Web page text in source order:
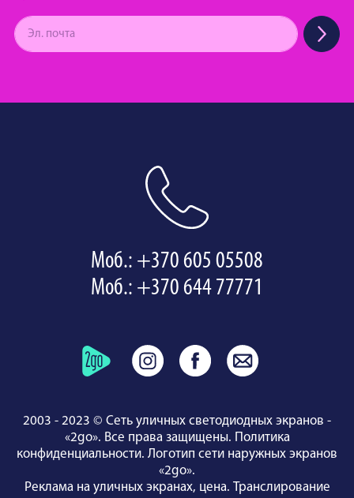
Моб.: +370 605 05508
Моб.: +370 644 77771
2003 - 2023 © Сеть уличных светодиодных экранов -
«2go». Все права защищены. Политика
конфиденциальности. Логотип сети наружных экранов
«2go».
Реклама на уличных экранах, цена. Транслирование